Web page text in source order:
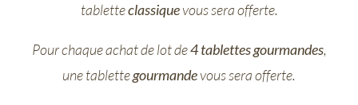
tabletteclassiquevous sera offerte.
Pour chaque achat de lot de4 tablettes gourmandes,
une tablettegourmandevous sera offerte.